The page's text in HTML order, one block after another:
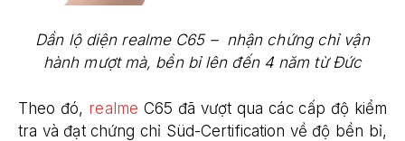
Dần lộ diện realme C65 – nhận chứng chỉ vận
hành mượt mà, bền bỉ lên đến 4 năm từ Đức
Theo đó, realme C65 đã vượt qua các cấp độ kiểm
tra và đạt chứng chỉ Süd-Certification về độ bền bỉ,